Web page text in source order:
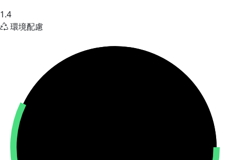
1.4
環境配慮